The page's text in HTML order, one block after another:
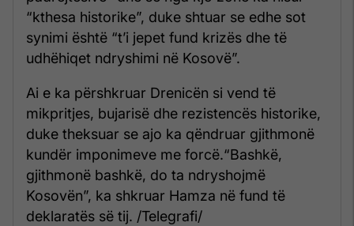
“kthesa historike”, duke shtuar se edhe sot
synimi është “t’i jepet fund krizës dhe të
udhëhiqet ndryshimi në Kosovë”.
Ai e ka përshkruar Drenicën si vend të
mikpritjes, bujarisë dhe rezistencës historike,
duke theksuar se ajo ka qëndruar gjithmonë
kundër imponimeve me forcë.“Bashkë,
gjithmonë bashkë, do ta ndryshojmë
Kosovën”, ka shkruar Hamza në fund të
deklaratës së tij. /Telegrafi/